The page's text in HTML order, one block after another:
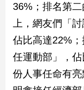
尚
追
生
活
36%；排名第
上，網友們「
佔比高達22%
任運動部」，
份人事任命有